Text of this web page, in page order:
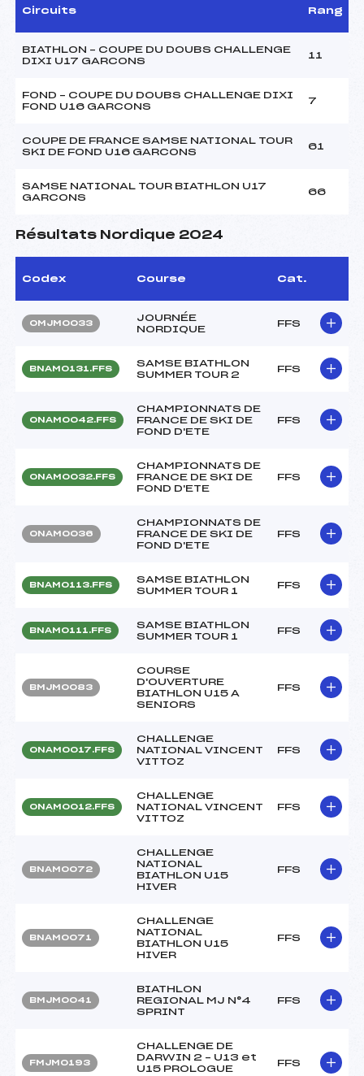
Circuits Rang
BIATHLON – COUPE DU DOUBS CHALLENGE
DIXI U17 GARCONS
11
FOND – COUPE DU DOUBS CHALLENGE DIXI
FOND U16 GARCONS
7
COUPE DE FRANCE SAMSE NATIONAL TOUR
SKI DE FOND U16 GARCONS
61
SAMSE NATIONAL TOUR BIATHLON U17
GARCONS
66
Résultats Nordique 2024
Codex Course Cat.
OMJM0033
JOURNÉE
NORDIQUE
FFS
BNAM0131.FFS
SAMSE BIATHLON
SUMMER TOUR 2
FFS
ONAM0042.FFS
CHAMPIONNATS DE
FRANCE DE SKI DE
FOND D'ETE
FFS
ONAM0032.FFS
CHAMPIONNATS DE
FRANCE DE SKI DE
FOND D'ETE
FFS
ONAM0036
CHAMPIONNATS DE
FRANCE DE SKI DE
FOND D'ETE
FFS
BNAM0113.FFS
SAMSE BIATHLON
SUMMER TOUR 1
FFS
BNAM0111.FFS
SAMSE BIATHLON
SUMMER TOUR 1
FFS
BMJM0083
COURSE
D'OUVERTURE
BIATHLON U15 A
SENIORS
FFS
ONAM0017.FFS
CHALLENGE
NATIONAL VINCENT
VITTOZ
FFS
ONAM0012.FFS
CHALLENGE
NATIONAL VINCENT
VITTOZ
FFS
BNAM0072
CHALLENGE
NATIONAL
BIATHLON U15
HIVER
FFS
BNAM0071
CHALLENGE
NATIONAL
BIATHLON U15
HIVER
FFS
BMJM0041
BIATHLON
REGIONAL MJ N°4
SPRINT
FFS
FMJM0193
CHALLENGE DE
DARWIN 2 – U13 et
U15 PROLOGUE
FFS